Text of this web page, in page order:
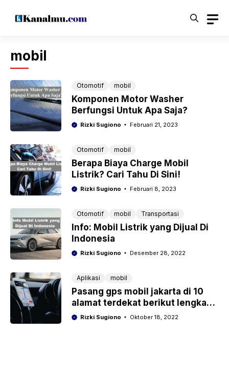
mobil
Otomotif mobil
Komponen Motor Washer
Berfungsi Untuk Apa Saja?
Rizki Sugiono Februari 21, 2023
Otomotif mobil
Berapa Biaya Charge Mobil
Listrik? Cari Tahu Di Sini!
Rizki Sugiono Februari 8, 2023
Otomotif mobil Transportasi
Info: Mobil Listrik yang Dijual Di
Indonesia
Rizki Sugiono Desember 28, 2022
Aplikasi mobil
Pasang gps mobil jakarta di 10
alamat terdekat berikut lengkap
nomor telepon
Rizki Sugiono Oktober 18, 2022